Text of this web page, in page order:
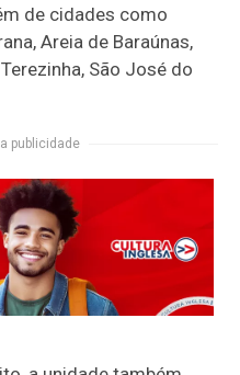
de cidades como
Areia de Baraúnas,
São José do
publicidade